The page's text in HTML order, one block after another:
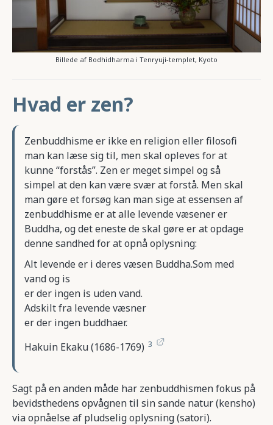
Billede af Bodhidharma i Tenryuji-templet, Kyoto
Hvad er zen?
Zenbuddhisme er ikke en religion eller filosofi
man kan læse sig til, men skal opleves for at
kunne “forstås”. Zen er meget simpel og så
simpel at den kan være svær at forstå. Men skal
man gøre et forsøg kan man sige at essensen af
zenbuddhisme er at alle levende væsener er
Buddha, og det eneste de skal gøre er at opdage
denne sandhed for at opnå oplysning:
Alt levende er i deres væsen Buddha.Som med
vand og is
er der ingen is uden vand.
Adskilt fra levende væsner
er der ingen buddhaer.
Hakuin Ekaku(1686-1769) 3
Sagt på en anden måde har zenbuddhismen fokus på
bevidsthedens opvågnen til sin sande natur (kensho)
via opnåelse af pludselig oplysning (satori).